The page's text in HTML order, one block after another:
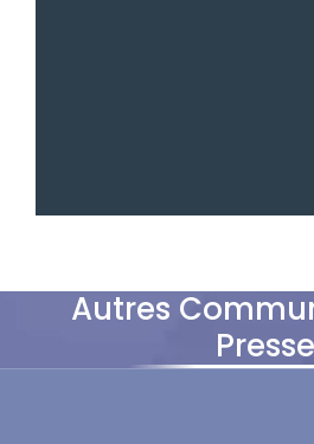
Autres
Presse